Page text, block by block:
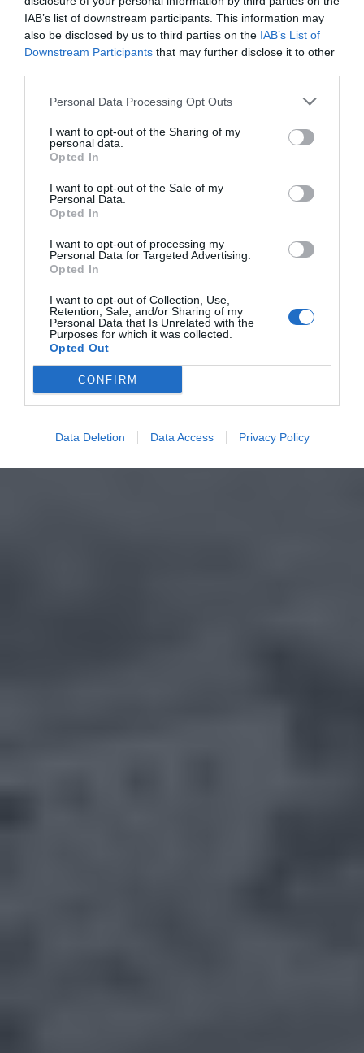
IAB’s list of downstream participants. This information may
also be disclosed by us to third parties on the IAB’s List of
Downstream Participants that may further disclose it to other
Personal Data Processing Opt Outs
I want to opt-out of the Sharing of my
personal data.
Opted In
I want to opt-out of the Sale of my
Personal Data.
Opted In
I want to opt-out of processing my
Personal Data for Targeted Advertising.
Opted In
I want to opt-out of Collection, Use,
Retention, Sale, and/or Sharing of my
Personal Data that Is Unrelated with the
Purposes for which it was collected.
Opted Out
CONFIRM
Data Deletion Data Access Privacy Policy